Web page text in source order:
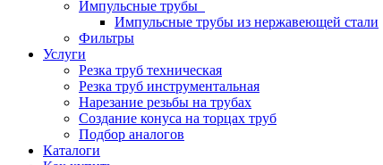
Импульсные трубы
Импульсные трубы из нержавеющей стали
Фильтры
Услуги
Резка труб техническая
Резка труб инструментальная
Нарезание резьбы на трубах
Создание конуса на торцах труб
Подбор аналогов
Каталоги